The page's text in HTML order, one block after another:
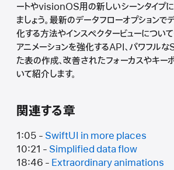
ートやvisionOS用の新しいシーンタイプ
ましょう。最新のデータフローオプション
化する方法やインスペクタービューについ
アニメーションを強化するAPI、パワフル
た表の作成、改善されたフォーカスやキー
いて紹介します。
関連する章
1:05 - SwiftUI in more places
10:21 - Simplified data flow
18:46 - Extraordinary animations